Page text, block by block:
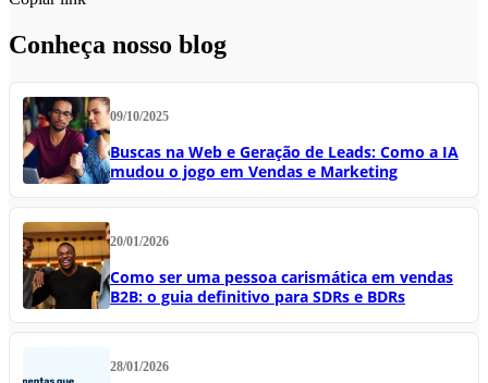
Conheça nosso blog
09/10/2025
Buscas na Web e Geração de Leads: Como a IA
mudou o jogo em Vendas e Marketing
20/01/2026
Como ser uma pessoa carismática em vendas
B2B: o guia definitivo para SDRs e BDRs
28/01/2026